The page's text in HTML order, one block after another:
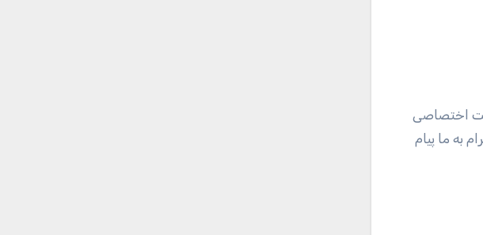
به ما پیام